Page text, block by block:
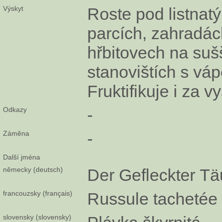
Výskyt
Roste pod
parcích,
hřbitovech na
stanovištích s
Fruktifikuje i za
Odkazy -
Záměna -
Další jména
německy (deutsch)
Der Gefleckter
francouzsky (français) Russule tachetée
slovensky (slovensky)